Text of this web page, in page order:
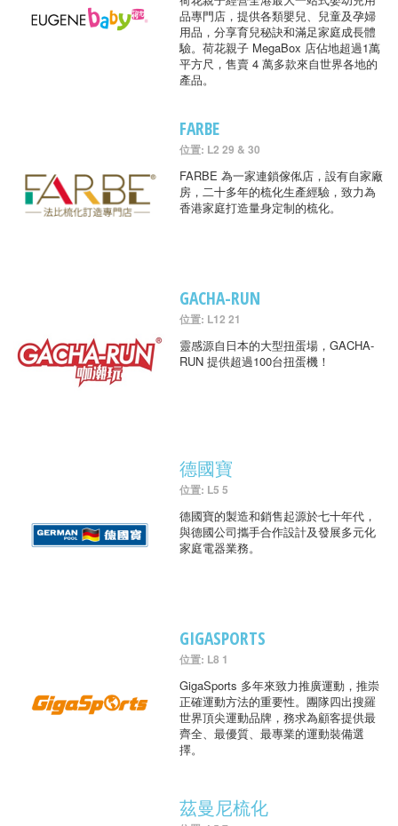
品專門店，提供各類嬰兒、兒童及孕婦
用品，分享育兒秘訣和滿足家庭成長體
驗。荷花親子 MegaBox 店佔地超過1萬
平方尺，售賣 4 萬多款來自世界各地的
產品。
FARBE
位置: L2 29 & 30
FARBE 為一家連鎖傢俬店，設有自家廠
房，二十多年的梳化生產經驗，致力為
香港家庭打造量身定制的梳化。
GACHA-RUN
位置: L12 21
靈感源自日本的大型扭蛋場，GACHA-
RUN 提供超過100台扭蛋機！
德國寶
位置: L5 5
德國寶的製造和銷售起源於七十年代，
與德國公司攜手合作設計及發展多元化
家庭電器業務。
GIGASPORTS
位置: L8 1
GigaSports 多年來致力推廣運動，推崇
正確運動方法的重要性。團隊四出搜羅
世界頂尖運動品牌，務求為顧客提供最
齊全、最優質、最專業的運動裝備選
擇。
茲曼尼梳化